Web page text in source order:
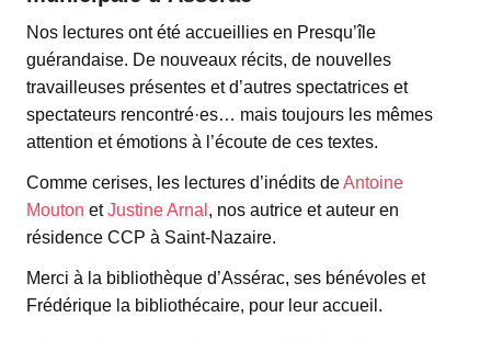
Nos lectures ont été accueillies en Presqu’île
guérandaise. De nouveaux récits, de nouvelles
travailleuses présentes et d’autres spectatrices et
spectateurs rencontré·es… mais toujours les mêmes
attention et émotions à l’écoute de ces textes.
Comme cerises, les lectures d’inédits deAntoine
Mouton etJustine Arnal , nos autrice et auteur en
résidence CCP à Saint-Nazaire.
Merci à la bibliothèque d’Assérac, ses bénévoles et
Frédérique la bibliothécaire, pour leur accueil.